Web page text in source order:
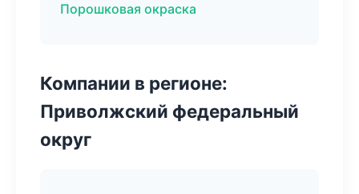
Порошковая окраска
Компании в регионе:
Приволжский федеральный
округ